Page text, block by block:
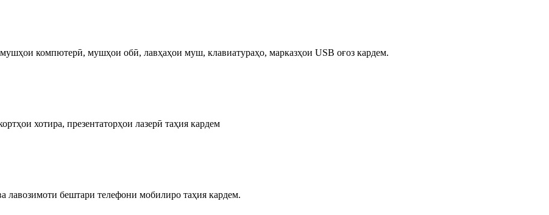
компютерӣ, мушҳои обӣ, лавҳаҳои муш, клавиатураҳо, марказҳои USB оғоз кардем.
хотира, презентаторҳои лазерӣ таҳия кардем
лавозимоти бештари телефони мобилиро таҳия кардем.